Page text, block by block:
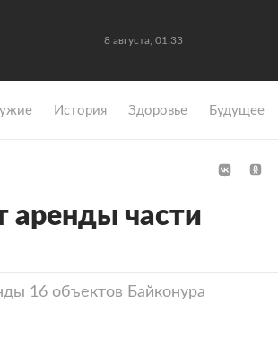
8 августа, 01:33
История Здоровье Будущее
аренды части
16 объектов Байконура